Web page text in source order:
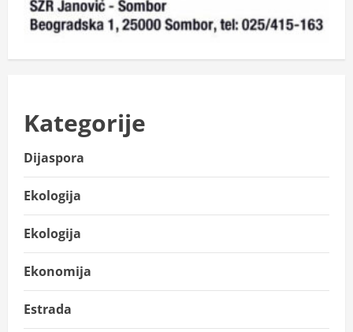
Kategorije
Dijaspora
Ekologija
Ekologija
Ekonomija
Estrada